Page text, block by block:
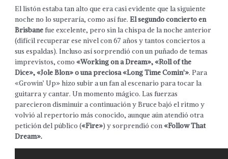
El listón estaba tan alto que era casi evidente que la siguiente
noche no lo superaría, como así fue.El segundo concierto en
Brisbanefue excelente, pero sin la chispa de la noche anterior
(difícil recuperar ese nivel con 67 años y tantos conciertos a
sus espaldas). Incluso así sorprendió con un puñado de temas
imprevistos, como«Working on a Dream», «Roll of the
Dice», «Jole Blon» o una preciosa «Long Time Comin'». Para
«Growin’ Up» hizo subir a un fan al escenario para tocar la
guitarra y cantar. Un momento mágico. Las fuerzas
parecieron disminuir a continuación y Bruce bajó el ritmo y
volvió al repertorio más conocido, aunque aún atendió otra
petición del público («Fire») y sorprendió con«Follow That
Dream».